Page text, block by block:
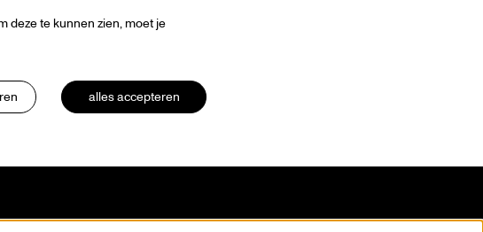
deze te kunnen zien, moet je
alles accepteren